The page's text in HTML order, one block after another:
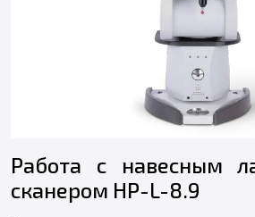
Работа с навесным
сканером HP-L-8.9